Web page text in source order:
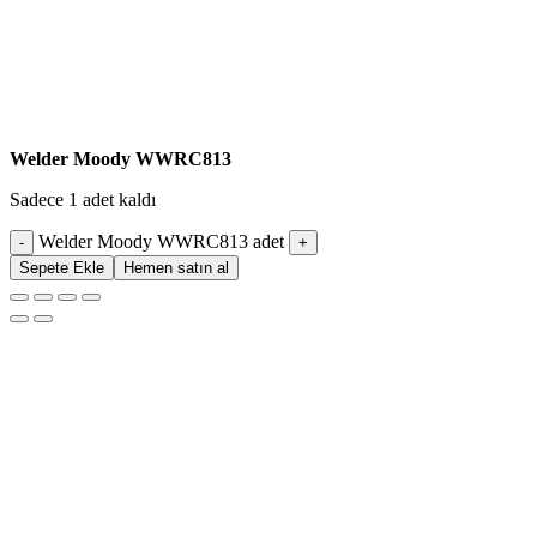
Welder Moody WWRC813
Sadece 1 adet kaldı
Welder Moody WWRC813 adet
Sepete Ekle Hemen satın al